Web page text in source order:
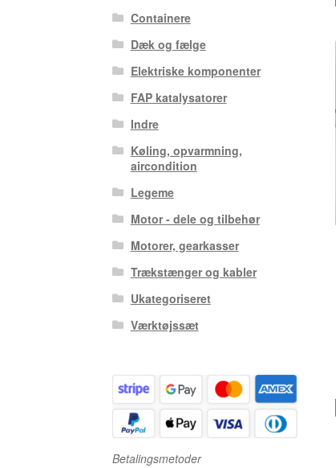
Containere
Dæk og fælge
Elektriske komponenter
FAP katalysatorer
Indre
Køling, opvarmning,
aircondition
Legeme
Motor - dele og tilbehør
Motorer, gearkasser
Trækstænger og kabler
Ukategoriseret
Værktøjssæt
Betalingsmetoder